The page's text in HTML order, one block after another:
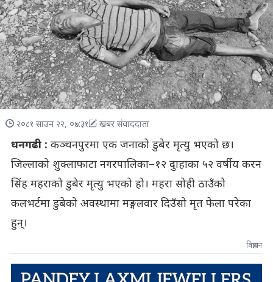
२०८१ साउन २२, ०७:३१ खबर संवाददाता
धनगढी : कञ्चनपुरमा एक जनाको डुबेर मृत्यु भएको छ।
जिल्लाको शुक्लाफाटा नगरपालिका–१२ दुवाहाका ५२ वर्षीय करन
सिंह महराको डुबेर मृत्यु भएको हो। महरा सोही ठाउँको
कलभर्टमा डुबेको अवस्थामा मङ्गलवार दिउँसो मृत फेला परेका
हुन्।
विज्ञापन